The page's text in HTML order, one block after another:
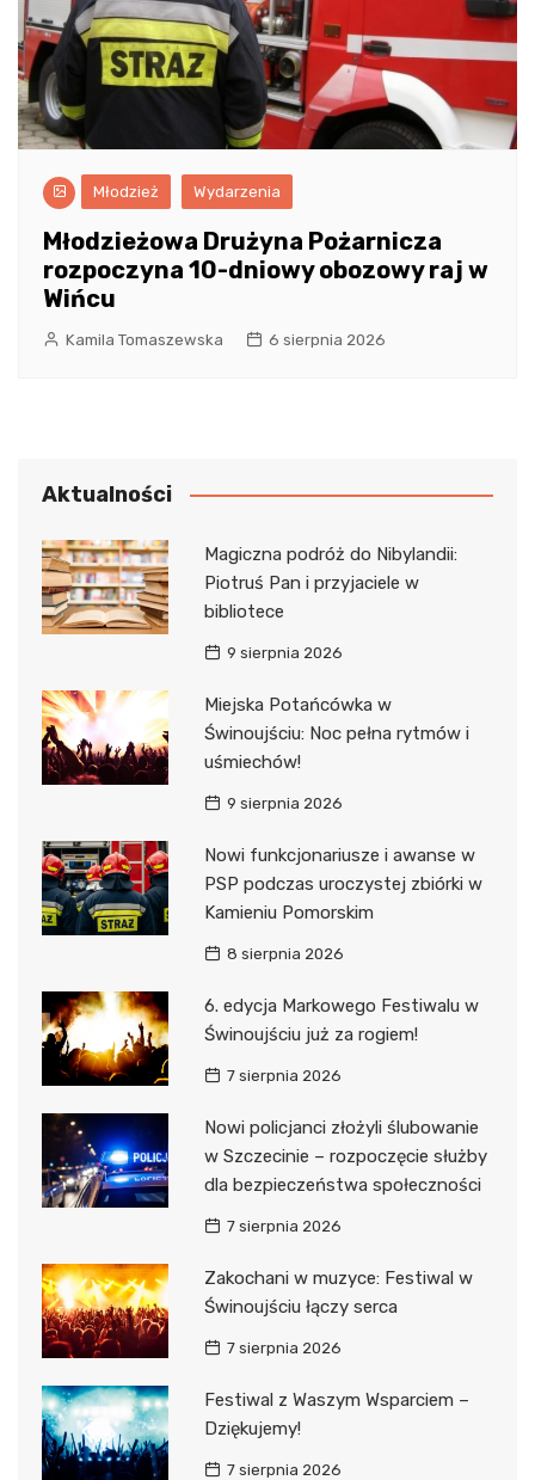
Młodzież Wydarzenia
Młodzieżowa Drużyna Pożarnicza
rozpoczyna 10-dniowy obozowy raj w
Wińcu
Kamila Tomaszewska 6 sierpnia 2026
Aktualności
Magiczna podróż do Nibylandii:
Piotruś Pan i przyjaciele w
bibliotece
9 sierpnia 2026
Miejska Potańcówka w
Świnoujściu: Noc pełna rytmów i
uśmiechów!
9 sierpnia 2026
Nowi funkcjonariusze i awanse w
PSP podczas uroczystej zbiórki w
Kamieniu Pomorskim
8 sierpnia 2026
6. edycja Markowego Festiwalu w
Świnoujściu już za rogiem!
7 sierpnia 2026
Nowi policjanci złożyli ślubowanie
w Szczecinie – rozpoczęcie służby
dla bezpieczeństwa społeczności
7 sierpnia 2026
Zakochani w muzyce: Festiwal w
Świnoujściu łączy serca
7 sierpnia 2026
Festiwal z Waszym Wsparciem –
Dziękujemy!
7 sierpnia 2026